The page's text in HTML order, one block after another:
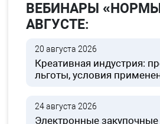
ВЕБИНАРЫ
АВГУСТЕ:
20 августа 2026
Креативная индустрия:
льготы, условия
24 августа 2026
Электронные закупочные